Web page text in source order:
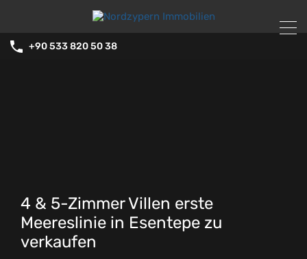
+90 533 820 50 38
4 & 5-Zimmer Villen erste
Meereslinie in Esentepe zu
verkaufen